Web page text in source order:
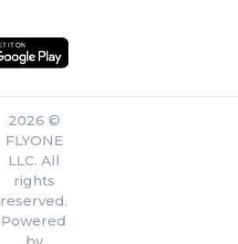
2026 ©
FLYONE
LLC. All
rights
reserved.
Powered